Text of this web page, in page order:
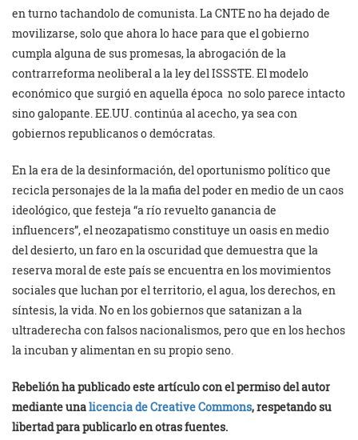
en turno tachandolo de comunista. La CNTE no ha dejado de
movilizarse, solo que ahora lo hace para que el gobierno
cumpla alguna de sus promesas, la abrogación de la
contrarreforma neoliberal a la ley del ISSSTE. El modelo
económico que surgió en aquella época no solo parece intacto
sino galopante. EE.UU. continúa al acecho, ya sea con
gobiernos republicanos o demócratas.
En la era de la desinformación, del oportunismo político que
recicla personajes de la la mafia del poder en medio de un caos
ideológico, que festeja “a río revuelto ganancia de
influencers”, el neozapatismo constituye un oasis en medio
del desierto, un faro en la oscuridad que demuestra que la
reserva moral de este país se encuentra en los movimientos
sociales que luchan por el territorio, el agua, los derechos, en
síntesis, la vida. No en los gobiernos que satanizan a la
ultraderecha con falsos nacionalismos, pero que en los hechos
la incuban y alimentan en su propio seno.
Rebelión ha publicado este artículo con el permiso del autor
mediante unalicencia de Creative Commons, respetando su
libertad para publicarlo en otras fuentes.